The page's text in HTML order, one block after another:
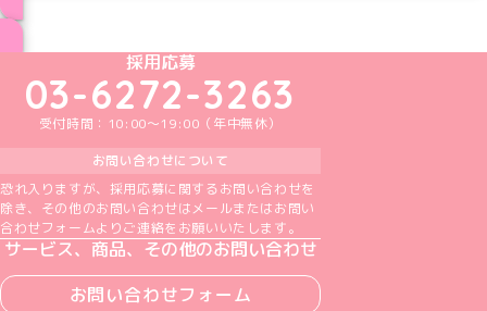
めいどりーみんTikTok公式アカウント
めいどりーみんX公式アカウント
めいどりーみんInstagram公式アカウント
めいどりーみんFacebook公式アカウン
めいどりーみんYouTube公式アカ
採用応募
03-6272-3263
受付時間：10:00～19:00（年中無休）
お問い合わせについて
恐れ入りますが、採用応募に関するお問い合わせを
除き、その他のお問い合わせはメールまたはお問い
合わせフォームよりご連絡をお願いいたします。
サービス、商品、その他のお問い合わせ
お問い合わせフォーム